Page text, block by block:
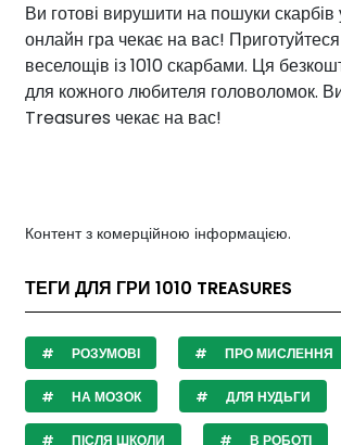
Ви готові вирушити на пошуки
онлайн гра чекає на вас!
веселощів із 1010 скарбами. Ця
для кожного любителя головоломок.
Treasures чекає на вас!
Контент з комерційною інформацією.
ТЕГИ ДЛЯ ГРИ 1010 TREASURES
РОЗУМОВІ ПРО МИСЛЕННЯ
НА МОЗОК ДЛЯ НУДЬГИ
ПІСЛЯ ШКОЛИ В РОБОТІ